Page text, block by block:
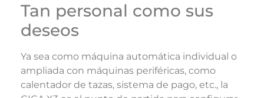
Tan personal como sus
deseos
Ya sea como máquina automática individual o
ampliada con máquinas periféricas, como
calentador de tazas, sistema de pago, etc., la